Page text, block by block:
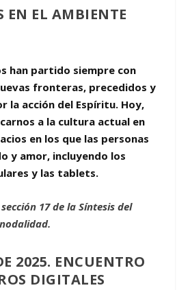
EN EL AMBIENTE
han partido siempre con
fronteras, precedidos y
la acción del Espíritu. Hoy,
a la cultura actual en
en los que las personas
y amor, incluyendo los
y las tablets.
17 de la Síntesis del
2025. ENCUENTRO
DIGITALES